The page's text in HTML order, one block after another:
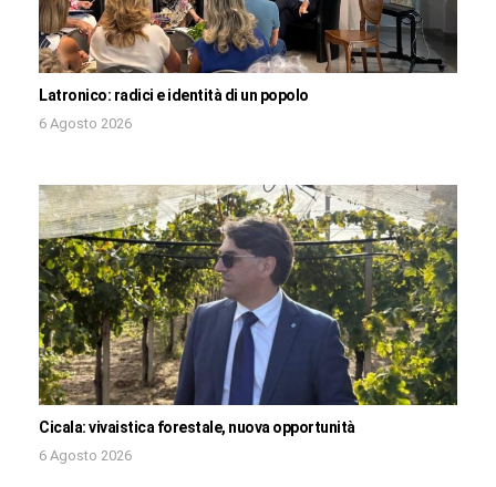
Latronico: radici e identità di un popolo
6 Agosto 2026
Cicala: vivaistica forestale, nuova opportunità
6 Agosto 2026